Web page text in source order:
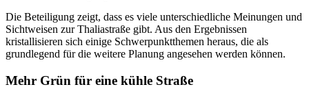
Die Beteiligung zeigt, dass es viele unterschiedliche Meinungen und
Sichtweisen zur Thaliastraße gibt. Aus den Ergebnissen
kristallisieren sich einige Schwerpunktthemen heraus, die als
grundlegend für die weitere Planung angesehen werden können.
Mehr Grün für eine kühle Straße